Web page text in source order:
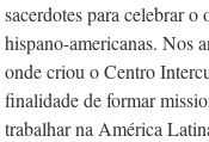
sacerdotes para celebrar
hispano-americanas. Nos
onde criou o Centro
finalidade de formar
trabalhar na América